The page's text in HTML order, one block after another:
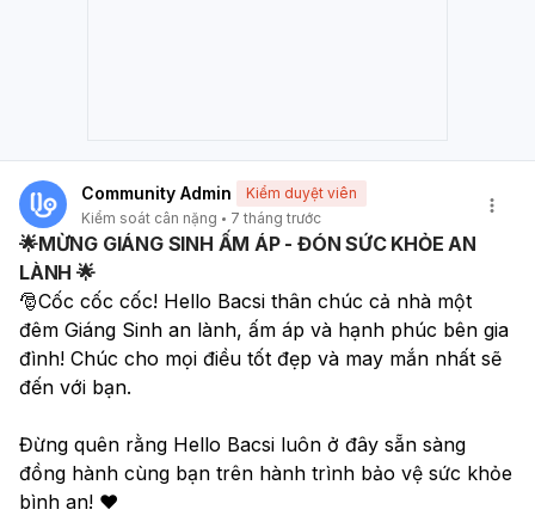
Community Admin
Kiểm duyệt viên
Kiểm soát cân nặng
7 tháng trước
🌟MỪNG GIÁNG SINH ẤM ÁP - ĐÓN SỨC KHỎE AN
LÀNH 🌟
🎅Cốc cốc cốc! Hello Bacsi thân chúc cả nhà một
đêm Giáng Sinh an lành, ấm áp và hạnh phúc bên gia
đình! Chúc cho mọi điều tốt đẹp và may mắn nhất sẽ
đến với bạn.
Đừng quên rằng Hello Bacsi luôn ở đây sẵn sàng
đồng hành cùng bạn trên hành trình bảo vệ sức khỏe
bình an! ❤️